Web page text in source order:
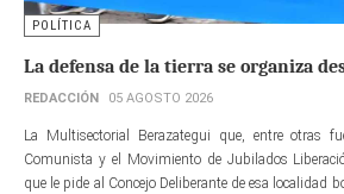
POLÍTICA
La defensa de la tierra se organiza
REDACCIÓN 05 AGOSTO 2026
La Multisectorial Berazategui que, entre otras
Comunista y el Movimiento de Jubilados
que le pide al Concejo Deliberante de esa localidad